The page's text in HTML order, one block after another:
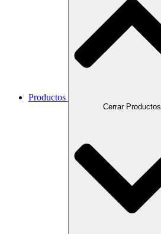
Productos
Cerrar Productos